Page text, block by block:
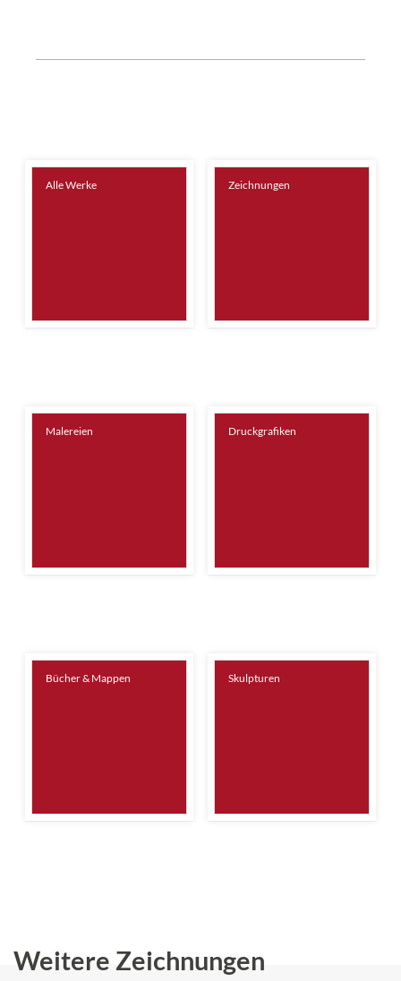
Alle Werke Zeichnungen
Malereien Druckgrafiken
Bücher & Mappen Skulpturen
Weitere Zeichnungen